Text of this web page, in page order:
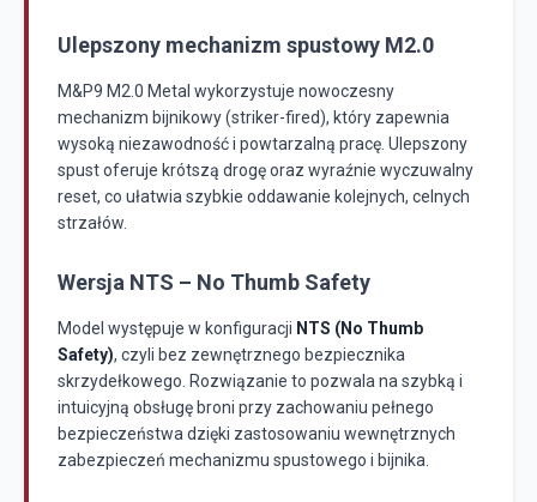
Ulepszony mechanizm spustowy M2.0
M&P9 M2.0 Metal wykorzystuje nowoczesny
mechanizm bijnikowy (striker-fired), który zapewnia
wysoką niezawodność i powtarzalną pracę. Ulepszony
spust oferuje krótszą drogę oraz wyraźnie wyczuwalny
reset, co ułatwia szybkie oddawanie kolejnych, celnych
strzałów.
Wersja NTS – No Thumb Safety
Model występuje w konfiguracji NTS (No Thumb
Safety), czyli bez zewnętrznego bezpiecznika
skrzydełkowego. Rozwiązanie to pozwala na szybką i
intuicyjną obsługę broni przy zachowaniu pełnego
bezpieczeństwa dzięki zastosowaniu wewnętrznych
zabezpieczeń mechanizmu spustowego i bijnika.